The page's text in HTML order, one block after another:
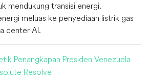
mendukung transisi energi.
meluas ke penyediaan listrik gas
center AI.
Penangkapan Presiden Venezuela
Resolve